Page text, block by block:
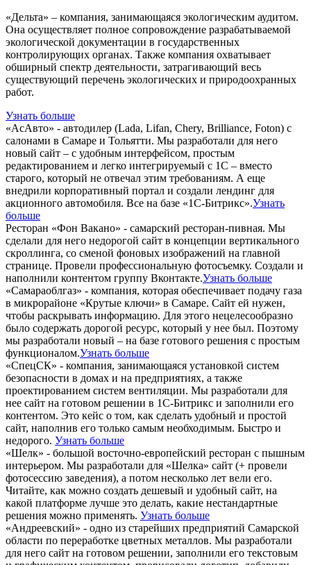
«Дельта» – компания, занимающаяся экологическим аудитом.
Она осуществляет полное сопровождение разрабатываемой
экологической документации в государственных
контролирующих органах. Также компания охватывает
обширный спектр деятельности, затрагивающий весь
существующий перечень экологических и природоохранных
работ.
Узнать больше
«АсАвто» - автодилер (Lada, Lifan, Chery, Brilliance, Foton) с
салонами в Самаре и Тольятти. Мы разработали для него
новый сайт – с удобным интерфейсом, простым
редактированием и легко интегрируемый с 1С – вместо
старого, который не отвечал этим требованиям. А еще
внедрили корпоративный портал и создали лендинг для
акционного автомобиля. Все на базе «1С-Битрикс».Узнать
больше
Ресторан «Фон Вакано» - самарский ресторан-пивная. Мы
сделали для него недорогой сайт в концепции вертикального
скроллинга, со сменой фоновых изображений на главной
странице. Провели профессиональную фотосъемку. Создали и
наполнили контентом группу Вконтакте.Узнать больше
«Самараоблгаз» - компания, которая обеспечивает подачу газа
в микрорайоне «Крутые ключи» в Самаре. Сайт ей нужен,
чтобы раскрывать информацию. Для этого нецелесообразно
было содержать дорогой ресурс, который у нее был. Поэтому
мы разработали новый – на базе готового решения с простым
функционалом.Узнать больше
«СпецСК» - компания, занимающаяся установкой систем
безопасности в домах и на предприятиях, а также
проектированием систем вентиляции. Мы разработали для
нее сайт на готовом решении в 1С-Битрикс и заполнили его
контентом. Это кейс о том, как сделать удобный и простой
сайт, наполнив его только самым необходимым. Быстро и
недорого. Узнать больше
«Шелк» - большой восточно-европейский ресторан с пышным
интерьером. Мы разработали для «Шелка» сайт (+ провели
фотосессию заведения), а потом несколько лет вели его.
Читайте, как можно создать дешевый и удобный сайт, на
какой платформе лучше это делать, какие нестандартные
решения можно применять. Узнать больше
«Андреевский» - одно из старейших предприятий Самарской
области по переработке цветных металлов. Мы разработали
для него сайт на готовом решении, заполнили его текстовым